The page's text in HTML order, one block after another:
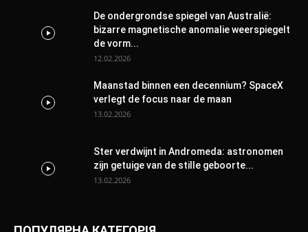
De ondergrondse spiegel van Australië:
bizarre magnetische anomalie weerspiegelt
de vorm...
12.02.2026
Maanstad binnen een decennium? SpaceX
verlegt de focus naar de maan
13.02.2026
Ster verdwijnt in Andromeda: astronomen
zijn getuige van de stille geboorte...
13.02.2026